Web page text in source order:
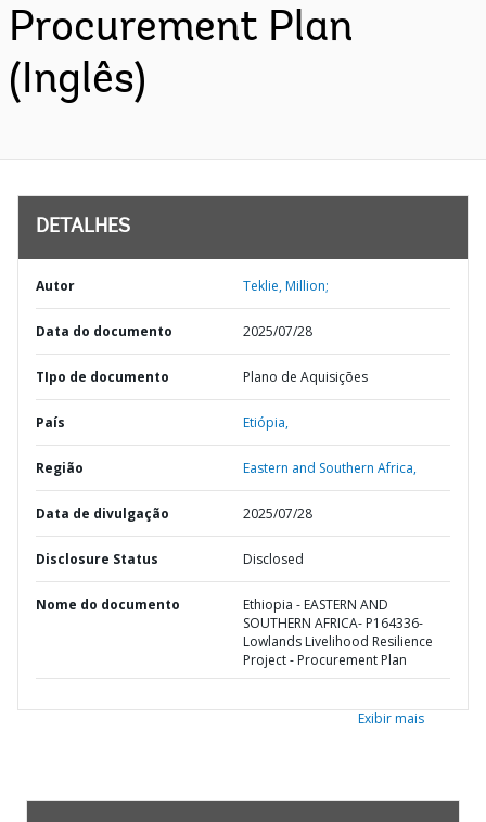
Procurement Plan
(Inglês)
DETALHES
Autor Teklie, Million;
Data do documento 2025/07/28
TIpo de documento Plano de Aquisições
País Etiópia,
Região Eastern and Southern Africa,
Data de divulgação 2025/07/28
Disclosure Status Disclosed
Nome do documento
Ethiopia - EASTERN AND
SOUTHERN AFRICA- P164336-
Lowlands Livelihood Resilience
Project - Procurement Plan
Exibir mais